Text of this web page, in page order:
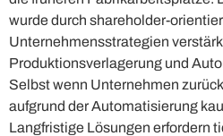
wurde durch shareholder-
Unternehmensstrategien
Produktionsverlagerung und
Selbst wenn Unternehmen
aufgrund der Automatisierung
Langfristige Lösungen erfordern